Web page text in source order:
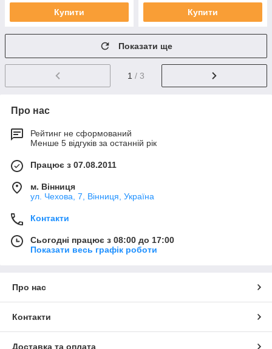
Купити Купити
Показати ще
1 / 3
Про нас
Рейтинг не сформований
Менше 5 відгуків за останній рік
Працює з 07.08.2011
м. Вінниця
ул. Чехова, 7, Вінниця, Україна
Контакти
Сьогодні працює з 08:00 до 17:00
Показати весь графік роботи
Про нас
Контакти
Доставка та оплата